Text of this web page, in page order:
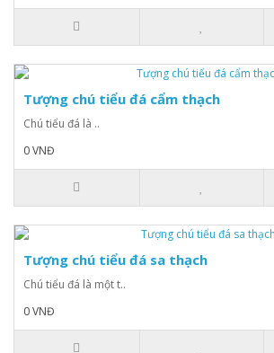
Tượng chú tiểu đá cẩm thạch
Chú tiểu đá là ..
0 VNĐ
Tượng chú tiểu đá sa thạch
Chú tiểu đá là một t..
0 VNĐ